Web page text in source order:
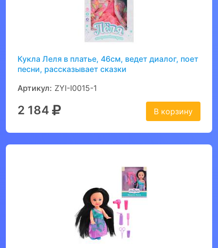
Кукла Леля в платье, 46см, ведет диалог, поет
песни, рассказывает сказки
Артикул: ZYI-I0015-1
2 184 В корзину